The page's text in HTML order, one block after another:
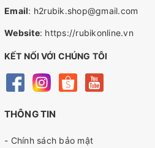
Email: h2rubik.shop@gmail.com
Website: https://rubikonline.vn
KẾT NỐI VỚI CHÚNG TÔI
THÔNG TIN
- Chính sách bảo mật